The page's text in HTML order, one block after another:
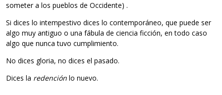
some­ter a los pue­blos de Occidente) .
Si dices lo intem­pes­tivo dices lo con­tem­po­rá­neo, que puede ser
algo muy anti­guo o una fábula de cien­cia fic­ción, en todo caso
algo que nunca tuvo cumplimiento.
No dices glo­ria, no dices el pasado.
Dices la reden­ción lo nuevo.